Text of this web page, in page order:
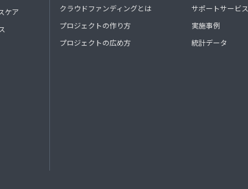
ケア
クラウドファンディングとは
プロジェクトの作り方
プロジェクトの広め方
サポートサービス
実施事例
統計データ